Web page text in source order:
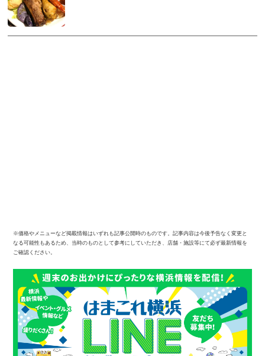
※価格やメニューなど掲載情報はいずれも記事公開時のものです。記事内容は今後予告なく変更と
なる可能性もあるため、当時のものとして参考にしていただき、店舗・施設等にて必ず最新情報を
ご確認ください。